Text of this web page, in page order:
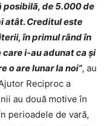
posibilă, de 5.000 de
atât. Creditul este
în primul rând în
i-au adunat ca şi
o are lunar la noi”, au
Reciproc a
au două motive în
perioadele de vară,